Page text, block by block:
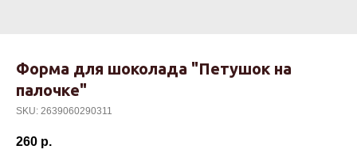
Форма для шоколада "Петушок на
палочке"
SKU: 2639060290311
260 р.